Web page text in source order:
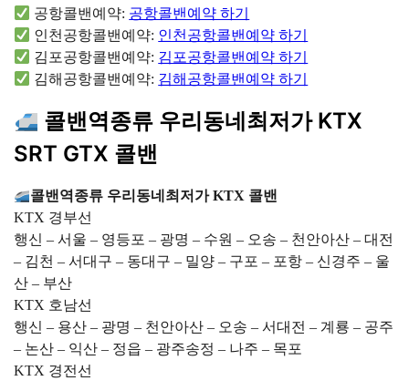
공항콜밴예약: 공항콜밴예약 하기
인천공항콜밴예약: 인천공항콜밴예약 하기
김포공항콜밴예약: 김포공항콜밴예약 하기
김해공항콜밴예약: 김해공항콜밴예약 하기
콜밴역종류 우리동네최저가 KTX
SRT GTX 콜밴
콜밴역종류 우리동네최저가 KTX 콜밴
KTX 경부선
행신 – 서울 – 영등포 – 광명 – 수원 – 오송 – 천안아산 – 대전
– 김천 – 서대구 – 동대구 – 밀양 – 구포 – 포항 – 신경주 – 울
산 – 부산
KTX 호남선
행신 – 용산 – 광명 – 천안아산 – 오송 – 서대전 – 계룡 – 공주
– 논산 – 익산 – 정읍 – 광주송정 – 나주 – 목포
KTX 경전선